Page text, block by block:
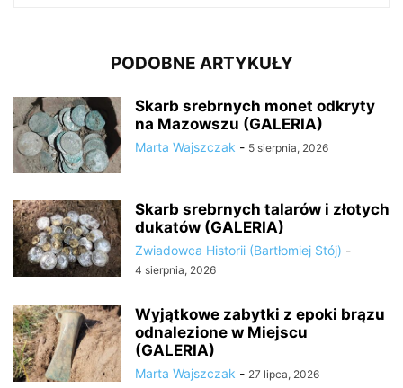
PODOBNE ARTYKUŁY
Skarb srebrnych monet odkryty
na Mazowszu (GALERIA)
Marta Wajszczak - 5 sierpnia, 2026
Skarb srebrnych talarów i złotych
dukatów (GALERIA)
Zwiadowca Historii (Bartłomiej Stój) -
4 sierpnia, 2026
Wyjątkowe zabytki z epoki brązu
odnalezione w Miejscu
(GALERIA)
Marta Wajszczak - 27 lipca, 2026